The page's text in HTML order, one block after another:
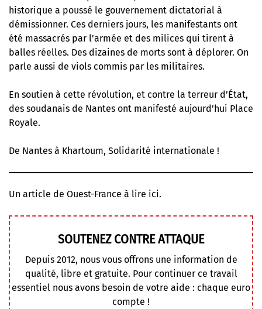
historique a poussé le gouvernement dictatorial à
démissionner. Ces derniers jours, les manifestants ont
été massacrés par l’armée et des milices qui tirent à
balles réelles. Des dizaines de morts sont à déplorer. On
parle aussi de viols commis par les militaires.
En soutien à cette révolution, et contre la terreur d’État,
des soudanais de Nantes ont manifesté aujourd’hui Place
Royale.
De Nantes à Khartoum, Solidarité internationale !
Un article de Ouest-France à lire ici.
SOUTENEZ CONTRE ATTAQUE
Depuis 2012, nous vous offrons une information de
qualité, libre et gratuite. Pour continuer ce travail
essentiel nous avons besoin de votre aide : chaque euro
compte !